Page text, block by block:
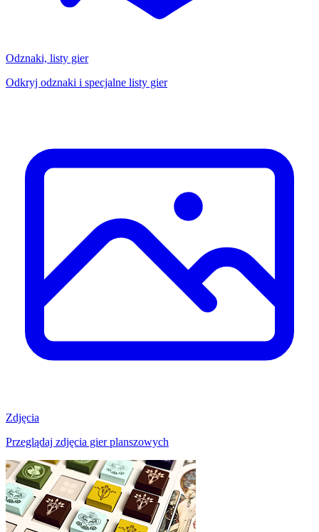
Odznaki, listy gier
Odkryj odznaki i specjalne listy gier
Zdjęcia
Przeglądaj zdjęcia gier planszowych